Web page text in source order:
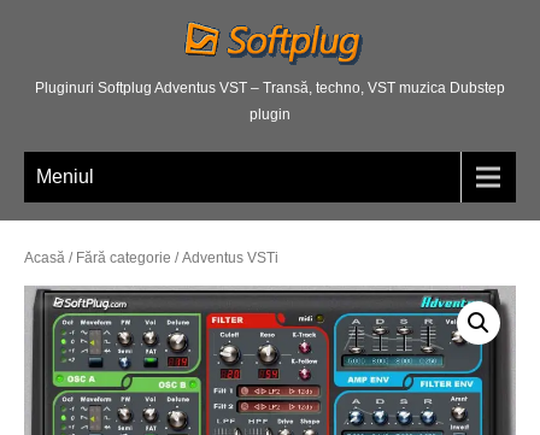
Pluginuri Softplug Adventus VST – Transă, techno, VST muzica Dubstep
plugin
Meniul
Acasă / Fără categorie / Adventus VSTi